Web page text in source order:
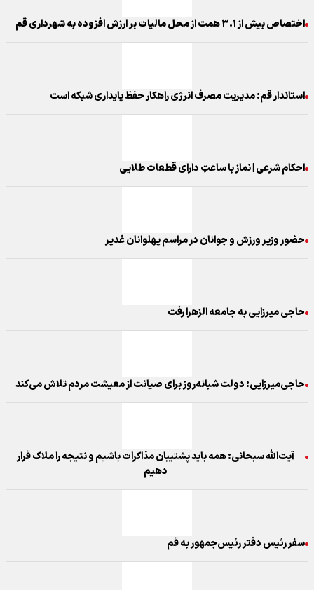
اختصاص بیش از ۳.۱ همت از محل مالیات بر ارزش افزوده به شهرداری قم
استاندار قم: مدیریت مصرف انرژی راهکار حفظ پایداری شبکه است
احکام شرعی | نماز با ساعتِ دارای قطعات طلایی
حضور وزیر ورزش و جوانان در مراسم پهلوانان غدیر
حاجی میرزایی به جامعه الزهرا رفت
حاجی‌میرزایی: دولت شبانه‌روز برای صیانت از معیشت مردم تلاش می‌کند
آیت‌الله سبحانی: همه باید پشتیبان مذاکرات باشیم و نتیجه را ملاک قرار
دهیم
سفر رئیس دفتر رئیس‌جمهور به قم